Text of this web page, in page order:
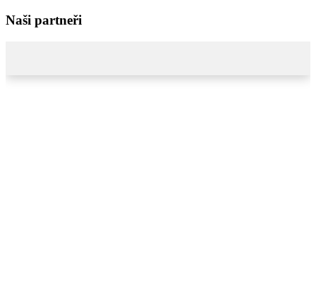
Naši partneři